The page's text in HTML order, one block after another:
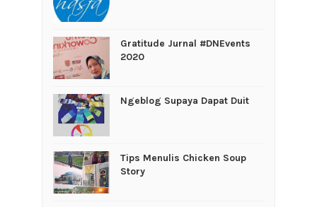
Gratitude Jurnal #DNEvents
2020
Ngeblog Supaya Dapat Duit
Tips Menulis Chicken Soup
Story